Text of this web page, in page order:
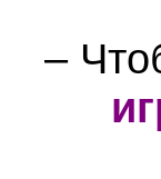
–